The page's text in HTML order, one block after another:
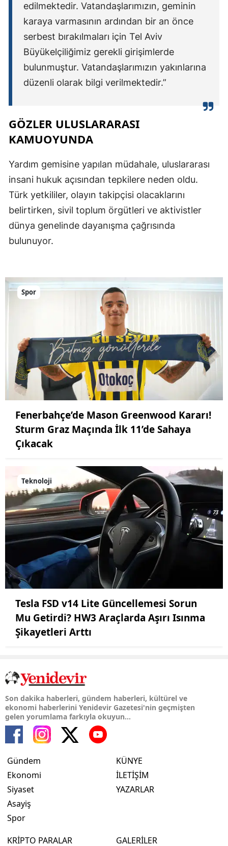
edilmektedir. Vatandaşlarımızın, geminin
karaya varmasının ardından bir an önce
serbest bırakılmaları için Tel Aviv
Büyükelçiliğimiz gerekli girişimlerde
bulunmuştur. Vatandaşlarımızın yakınlarına
düzenli olarak bilgi verilmektedir.”
GÖZLER ULUSLARARASI
KAMUOYUNDA
Yardım gemisine yapılan müdahale, uluslararası
insani hukuk açısından tepkilere neden oldu.
Türk yetkililer, olayın takipçisi olacaklarını
belirtirken, sivil toplum örgütleri ve aktivistler
dünya genelinde dayanışma çağrısında
bulunuyor.
Spor
Fenerbahçe’de Mason Greenwood Kararı!
Sturm Graz Maçında İlk 11’de Sahaya
Çıkacak
Teknoloji
Tesla FSD v14 Lite Güncellemesi Sorun
Mu Getirdi? HW3 Araçlarda Aşırı Isınma
Şikayetleri Arttı
Son dakika haberleri, gündem haberleri, kültürel ve
ekonomi haberlerini Yenidevir Gazetesi'nin geçmişten
gelen yorumlama farkıyla okuyun...
Gündem
Ekonomi
Siyaset
Asayiş
Spor
KÜNYE
İLETİŞİM
YAZARLAR
KRİPTO PARALAR GALERİLER